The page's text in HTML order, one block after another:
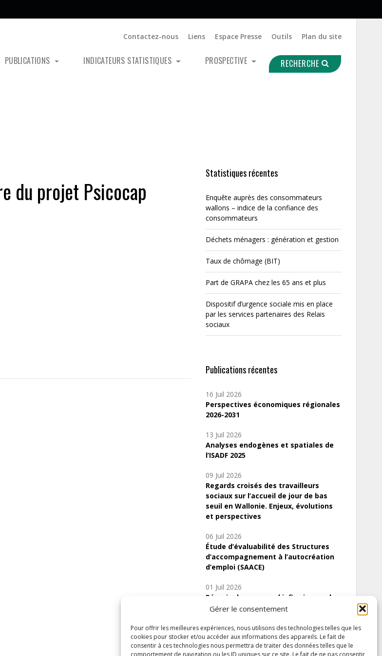
Gérer le consentement
Pour offrir les meilleures expériences, nous utilisons des technologies telles que les
cookies pour stocker et/ou accéder aux informations des appareils. Le fait de
consentir à ces technologies nous permettra de traiter des données telles que le
comportement de navigation ou les ID uniques sur ce site. Le fait de ne pas consentir
Contactez-nous Liens Espace Presse Outils Plan du site
PUBLICATIONS INDICATEURS STATISTIQUES PROSPECTIVE RECHERCHE
du projet Psicocap
Statistiques récentes
Enquête auprès des consommateurs
wallons – indice de la confiance des
consommateurs
Déchets ménagers : génération et gestion
Taux de chômage (BIT)
Part de GRAPA chez les 65 ans et plus
Dispositif d’urgence sociale mis en place
par les services partenaires des Relais
sociaux
Publications récentes
16 Juil 2026
Perspectives économiques régionales
2026-2031
13 Juil 2026
Analyses endogènes et spatiales de
l’ISADF 2025
09 Juil 2026
Regards croisés des travailleurs
sociaux sur l’accueil de jour de bas
seuil en Wallonie. Enjeux, évolutions
et perspectives
06 Juil 2026
Étude d’évaluabilité des Structures
d’accompagnement à l’autocréation
d’emploi (SAACE)
01 Juil 2026
Pénurie du personnel infirmier :quels
indicateurs d’offre de soins pour